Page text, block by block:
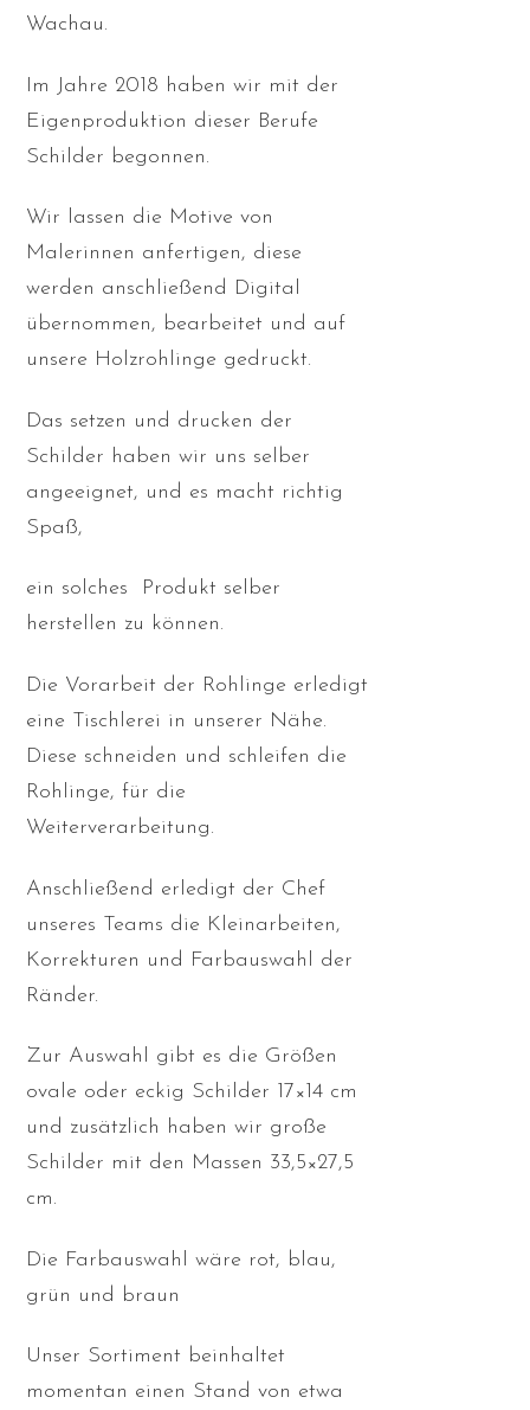
Wachau.
Im Jahre 2018 haben wir mit der
Eigenproduktion dieser Berufe
Schilder begonnen.
Wir lassen die Motive von
Malerinnen anfertigen, diese
werden anschließend Digital
übernommen, bearbeitet und auf
unsere Holzrohlinge gedruckt.
Das setzen und drucken der
Schilder haben wir uns selber
angeeignet, und es macht richtig
Spaß,
ein solches Produkt selber
herstellen zu können.
Die Vorarbeit der Rohlinge erledigt
eine Tischlerei in unserer Nähe.
Diese schneiden und schleifen die
Rohlinge, für die
Weiterverarbeitung.
Anschließend erledigt der Chef
unseres Teams die Kleinarbeiten,
Korrekturen und Farbauswahl der
Ränder.
Zur Auswahl gibt es die Größen
ovale oder eckig Schilder 17×14 cm
und zusätzlich haben wir große
Schilder mit den Massen 33,5×27,5
cm.
Die Farbauswahl wäre rot, blau,
grün und braun
Unser Sortiment beinhaltet
momentan einen Stand von etwa